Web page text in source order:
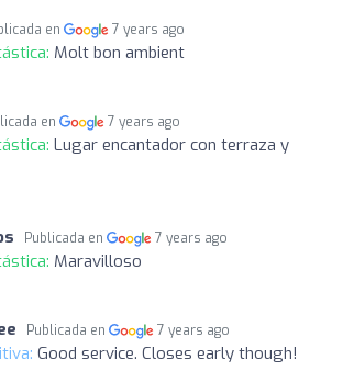
en 7 years ago
Molt bon ambient
en 7 years ago
Lugar encantador con terraza y
Publicada en 7 years ago
Maravilloso
Publicada en 7 years ago
Good service. Closes early though!